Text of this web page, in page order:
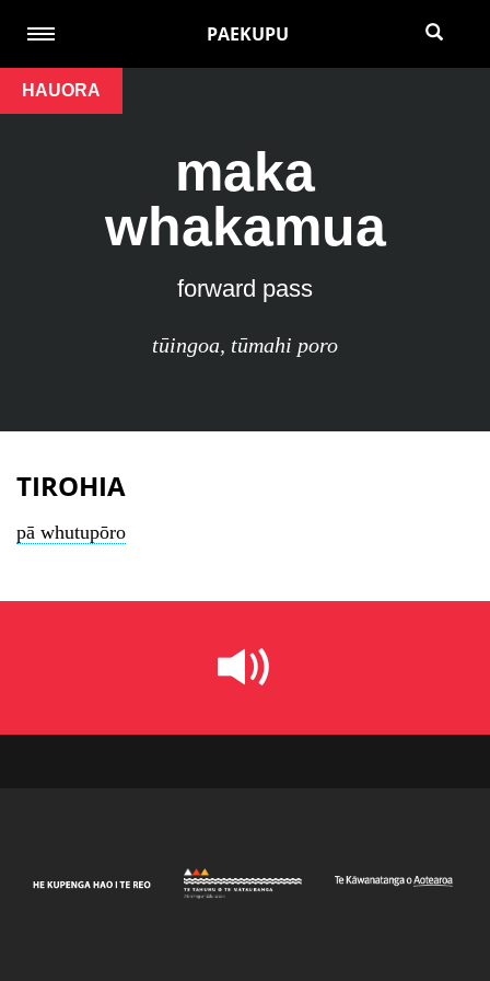
PAEKUPU
HAUORA
maka
whakamua
forward pass
tūingoa, tūmahi poro
TIROHIA
pā whutupōro